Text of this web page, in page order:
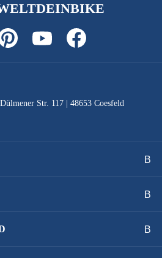
Str. 117 | 48653 Coesfeld